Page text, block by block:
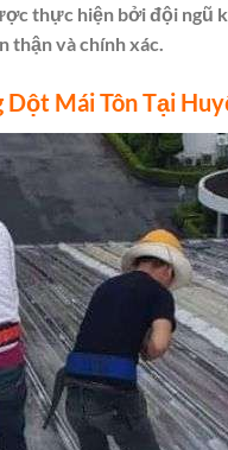
thực hiện bởi đội ngũ
thận và chính xác.
Mái Tôn Tại